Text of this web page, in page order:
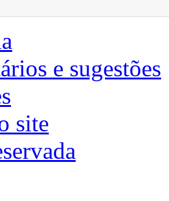
e sugestões
site